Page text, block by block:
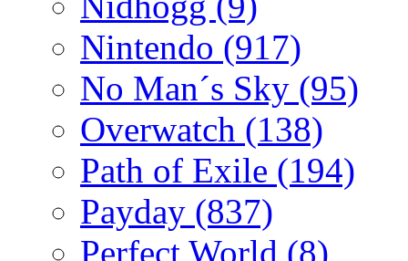
Nintendo (917)
No Man´s Sky (95)
Overwatch (138)
Path of Exile (194)
Payday (837)
Perfect World (8)